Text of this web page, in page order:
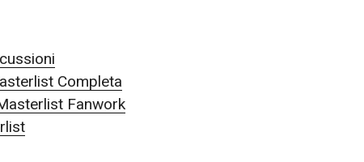
Completa
Fanwork